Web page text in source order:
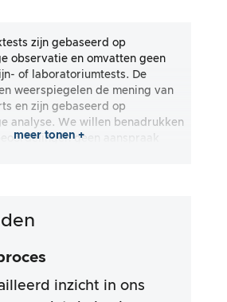
zijn gebaseerd op
observatie en omvatten geen
of laboratoriumtests. De
weerspiegelen de mening van
en zijn gebaseerd op
analyse. We willen benadrukken
geen aanspraak
de nauwkeurigheid of
te merken dat onze tests niet
zijn op wettelijke vereisten,
of specifieke ingrediënten
meer tonen +
inzicht in ons